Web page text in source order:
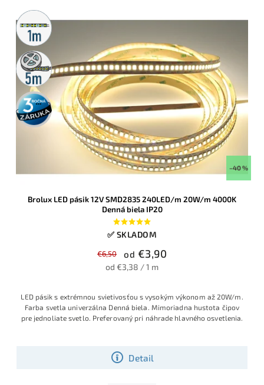
Abecedne
Metrážny
predaj
5m
rolka
3 roky
záruka
–40 %
Brolux LED pásik 12V SMD2835 240LED/m 20W/m 4000K
Denná biela IP20
✅ SKLADOM
€6,50 od €3,90
od €3,38 / 1 m
Detail
LED pásik s extrémnou svietivosťou s vysokým výkonom až 20W/m.
Farba svetla univerzálna Denná biela. Mimoriadna hustota čipov
pre jednoliate svetlo. Preferovaný pri náhrade hlavného osvetlenia.